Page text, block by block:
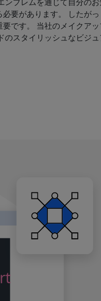
ンブレムを通じて自分のお
要があります。 したがっ
です。 当社のメイクア
のスタイリッシュなビジュ